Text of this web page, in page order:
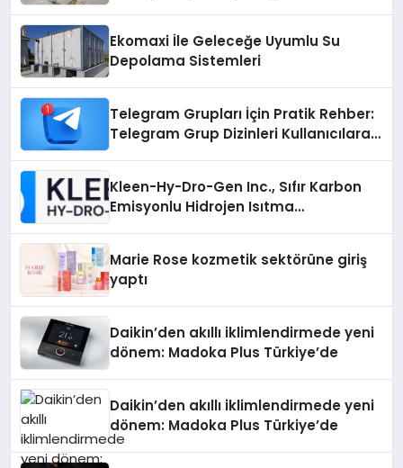
Ekomaxi İle Geleceğe Uyumlu Su
Depolama Sistemleri
Telegram Grupları İçin Pratik Rehber:
Telegram Grup Dizinleri Kullanıcılara
Kleen-Hy-Dro-Gen Inc., Sıfır Karbon
Emisyonlu Hidrojen Isıtma
Marie Rose kozmetik sektörüne giriş
yaptı
Daikin’den akıllı iklimlendirmede yeni
dönem: Madoka Plus Türkiye’de
Daikin’den akıllı iklimlendirmede yeni
dönem: Madoka Plus Türkiye’de